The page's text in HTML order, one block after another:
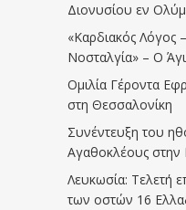
Διονυσίου εν
«Καρδιακός
Νοσταλγία» – Ο
Ομιλία Γέροντα
στη Θεσσαλονίκη
Συνέντευξη του
Αγαθοκλέους στην
Λευκωσία: Τελετή
των οστών 16